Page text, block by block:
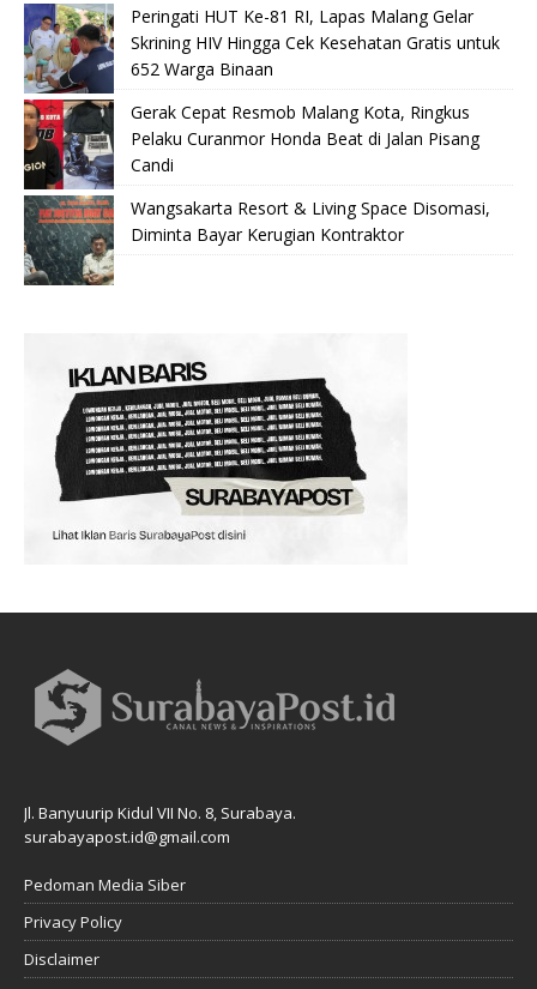
Peringati HUT Ke-81 RI, Lapas Malang Gelar
Skrining HIV Hingga Cek Kesehatan Gratis untuk
652 Warga Binaan
Gerak Cepat Resmob Malang Kota, Ringkus
Pelaku Curanmor Honda Beat di Jalan Pisang
Candi
Wangsakarta Resort & Living Space Disomasi,
Diminta Bayar Kerugian Kontraktor
Jl. Banyuurip Kidul VII No. 8, Surabaya.
surabayapost.id@gmail.com
Pedoman Media Siber
Privacy Policy
Disclaimer